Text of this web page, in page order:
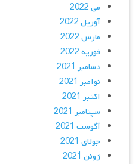
می 2022
آوریل 2022
مارس 2022
فوریه 2022
دسامبر 2021
نوامبر 2021
اکتبر 2021
سپتامبر 2021
آگوست 2021
جولای 2021
ژوئن 2021